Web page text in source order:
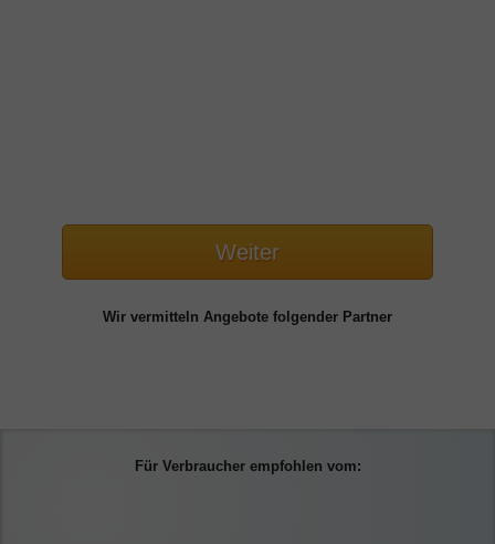
Weiter
Wir vermitteln Angebote folgender Partner
Für Verbraucher empfohlen vom: